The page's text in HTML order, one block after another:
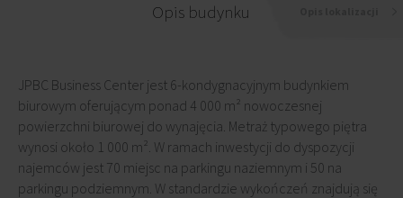
Opis budynku
JPBC Business Center jest 6-kondygnacyjnym budynkiem
biurowym oferującym ponad 4 000 m² nowoczesnej
powierzchni biurowej do wynajęcia. Metraż typowego piętra
wynosi około 1 000 m². W ramach inwestycji do dyspozycji
najemców jest 70 miejsc na parkingu naziemnym i 50 na
parkingu podziemnym. W standardzie wykończeń znajdują się